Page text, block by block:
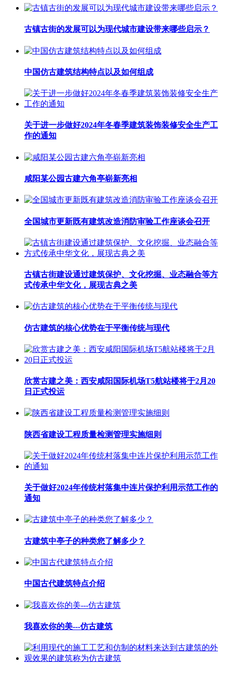
古镇古街的发展可以为现代城市建设带来哪些启示？
中国仿古建筑结构特点以及如何组成
关于进一步做好2024年冬春季建筑装饰装修安全生产工
作的通知
咸阳某公园古建六角亭崭新亮相
全国城市更新既有建筑改造消防审验工作座谈会召开
古镇古街建设通过建筑保护、文化挖掘、业态融合等方
式传承中华文化，展现古典之美
仿古建筑的核心优势在于平衡传统与现代
欣赏古建之美：西安咸阳国际机场T5航站楼将于2月20
日正式投运
陕西省建设工程质量检测管理实施细则
关于做好2024年传统村落集中连片保护利用示范工作的
通知
古建筑中亭子的种类您了解多少？
中国古代建筑特点介绍
我喜欢你的美---仿古建筑